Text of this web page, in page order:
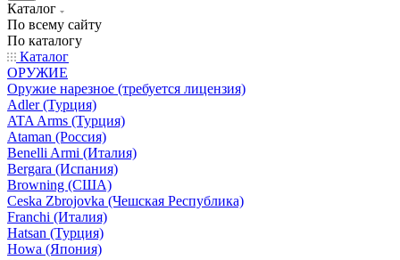
Каталог
По всему сайту
По каталогу
Каталог
ОРУЖИЕ
Оружие нарезное (требуется лицензия)
Adler (Турция)
ATA Arms (Турция)
Ataman (Россия)
Benelli Armi (Италия)
Bergara (Испания)
Browning (США)
Ceska Zbrojovka (Чешская Республика)
Franchi (Италия)
Hatsan (Турция)
Howa (Япония)